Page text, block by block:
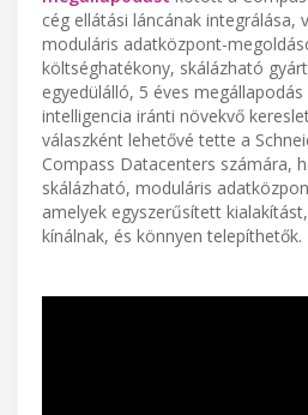
cég ellátási láncának
moduláris adatközpont-
költséghatékony, skálázható
egyedülálló, 5 éves
intelligencia iránti növekvő
válaszként lehetővé tette a
Compass Datacenters számára,
skálázható, moduláris
amelyek egyszerűsített
kínálnak, és könnyen telepíthetők.